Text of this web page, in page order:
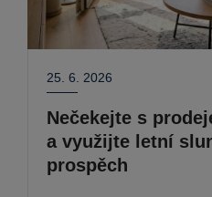
25. 6. 2026
Nečekejte s
a využijte letní
prospěch